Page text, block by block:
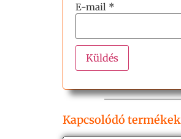
E-mail *
Kapcsolódó termékek